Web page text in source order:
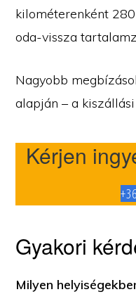
kilométerenként
oda-vissza
Nagyobb
alapján – a
Kérjen
Gyakori
Milyen